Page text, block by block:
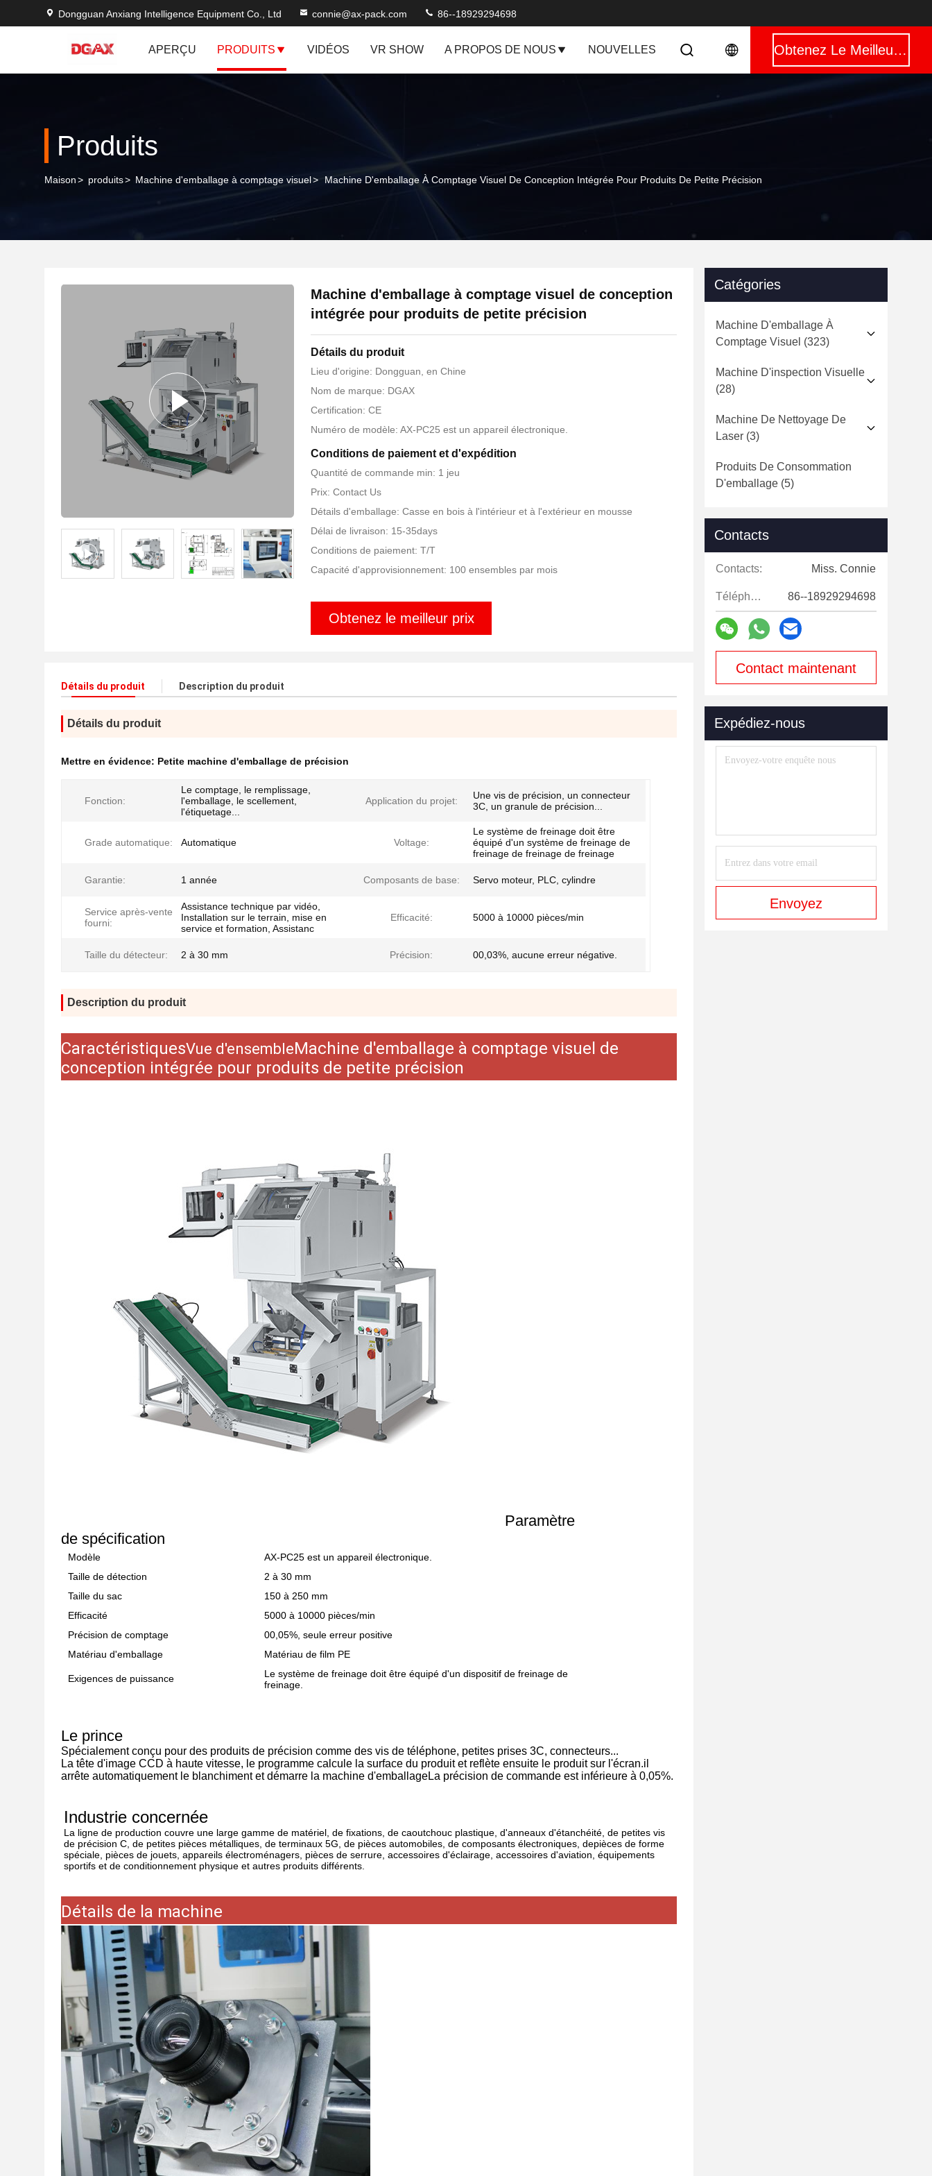
Dongguan Anxiang Intelligence Equipment Co., Ltd connie@ax-pack.com 86--18929294698
APERÇU PRODUITS VIDÉOS VR SHOW A PROPOS DE NOUS NOUVELLES Obtenez Le Meilleur Prix
Produits
Maison> produits> Machine d'emballage à comptage visuel> Machine D'emballage À Comptage Visuel De Conception Intégrée Pour Produits De Petite Précision
Machine d'emballage à comptage visuel de conception
intégrée pour produits de petite précision
Détails du produit
Lieu d'origine: Dongguan, en Chine
Nom de marque: DGAX
Certification: CE
Numéro de modèle: AX-PC25 est un appareil électronique.
Conditions de paiement et d'expédition
Quantité de commande min: 1 jeu
Prix: Contact Us
Détails d'emballage: Casse en bois à l'intérieur et à l'extérieur en mousse
Délai de livraison: 15-35days
Conditions de paiement: T/T
Capacité d'approvisionnement: 100 ensembles par mois
Obtenez le meilleur prix
Détails du produit Description du produit
Détails du produit
Mettre en évidence: Petite machine d'emballage de précision
Fonction:
Le comptage, le remplissage,
l'emballage, le scellement,
l'étiquetage...
Application du projet:
Une vis de précision, un connecteur
3C, un granule de précision...
Grade automatique: Automatique Voltage:
Le système de freinage doit être
équipé d'un système de freinage de
freinage de freinage de freinage
Garantie: 1 année Composants de base: Servo moteur, PLC, cylindre
Service après-vente
fourni:
Assistance technique par vidéo,
Installation sur le terrain, mise en
service et formation, Assistanc
Efficacité: 5000 à 10000 pièces/min
Taille du détecteur: 2 à 30 mm Précision: 00,03%, aucune erreur négative.
Description du produit
CaractéristiquesVue d'ensembleMachine d'emballage à comptage visuel de
conception intégrée pour produits de petite précision
Paramètre
de spécification
Modèle
AX-PC25 est un appareil électronique.
Taille de détection
2 à 30 mm
Taille du sac
150 à 250 mm
Efficacité
5000 à 10000 pièces/min
Précision de comptage
00,05%, seule erreur positive
Matériau d'emballage
Matériau de film PE
Exigences de puissance
Le système de freinage doit être équipé d'un dispositif de freinage de
freinage.
Le prince
Spécialement conçu pour des produits de précision comme des vis de téléphone, petites prises 3C, connecteurs...
La tête d'image CCD à haute vitesse, le programme calcule la surface du produit et reflète ensuite le produit sur l'écran.il
arrête automatiquement le blanchiment et démarre la machine d'emballageLa précision de commande est inférieure à 0,05%.
Industrie concernée
La ligne de production couvre une large gamme de matériel, de fixations, de caoutchouc plastique, d'anneaux d'étanchéité, de petites vis
de précision C, de petites pièces métalliques, de terminaux 5G, de pièces automobiles, de composants électroniques, depièces de forme
spéciale, pièces de jouets, appareils électroménagers, pièces de serrure, accessoires d'éclairage, accessoires d'aviation, équipements
sportifs et de conditionnement physique et autres produits différents.
Détails de la machine
Catégories
Machine D'emballage À
Comptage Visuel (323)
Machine D'inspection Visuelle
(28)
Machine De Nettoyage De
Laser (3)
Produits De Consommation
D'emballage (5)
Contacts
Contacts: Miss. Connie
Téléphone: 86--18929294698
Contact maintenant
Expédiez-nous
Envoyez